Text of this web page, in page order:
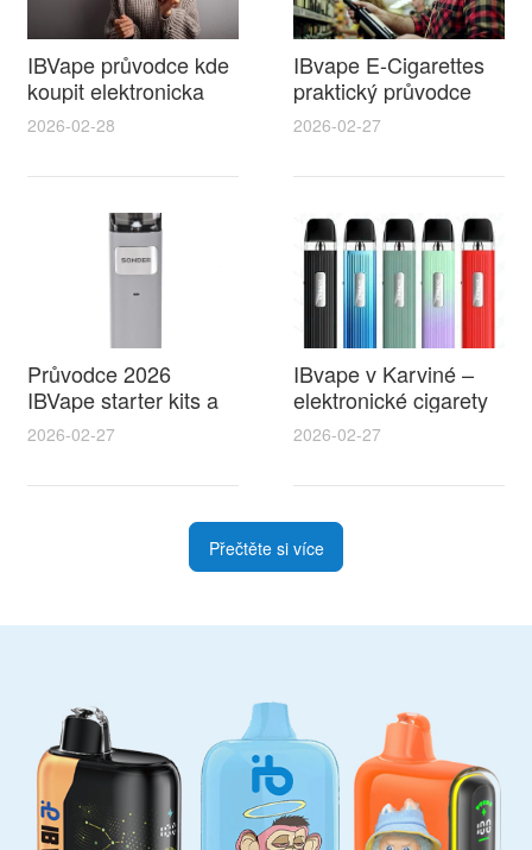
IBVape průvodce kde
koupit elektronicka
cigareta ceska lipa a
proč zvolit IBVape
2026-02-28
IBvape E-Cigarettes
praktický průvodce
pro začátečníky a co
je booster e cigarety
pro silnější chuť
2026-02-27
Průvodce 2026
IBVape starter kits a
area bory elektronicke
cigarety – výběr, tipy
a recenze pro
2026-02-27
IBvape v Karviné –
elektronické cigarety
karviná, novinky,
srovnání a proč zvolit
IBvape
2026-02-27
Přečtěte si více